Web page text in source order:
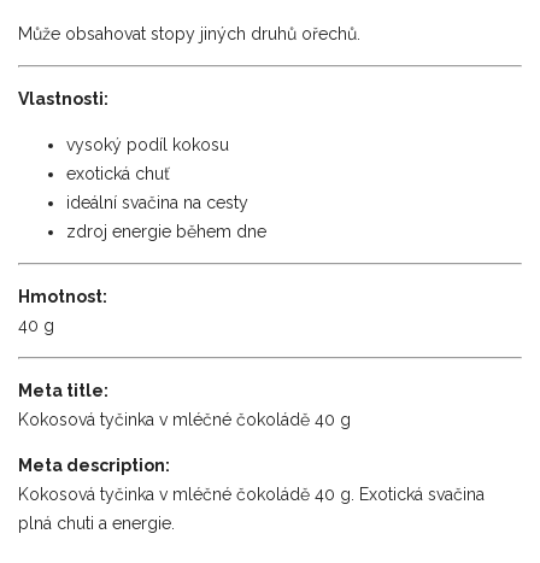
Může obsahovat stopy jiných druhů ořechů.
Vlastnosti:
vysoký podíl kokosu
exotická chuť
ideální svačina na cesty
zdroj energie během dne
Hmotnost:
40 g
Meta title:
Kokosová tyčinka v mléčné čokoládě 40 g
Meta description:
Kokosová tyčinka v mléčné čokoládě 40 g. Exotická svačina
plná chuti a energie.